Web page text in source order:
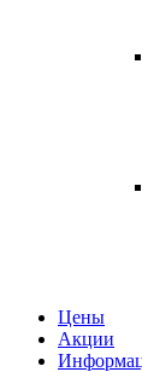
Цены
Акции